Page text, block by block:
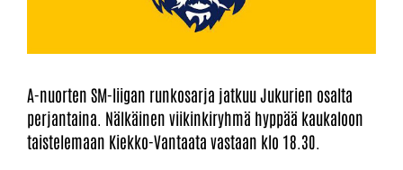
A-nuorten SM-liigan runkosarja jatkuu Jukurien osalta
perjantaina. Nälkäinen viikinkiryhmä hyppää kaukaloon
taistelemaan Kiekko-Vantaata vastaan klo 18.30.